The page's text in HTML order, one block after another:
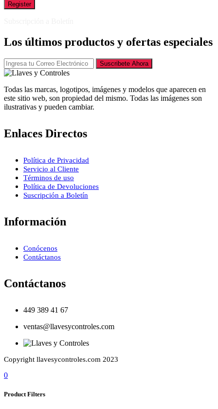
Register
Los últimos productos y ofertas especiales
Suscribete Ahora
Todas las marcas, logotipos, imágenes y modelos que aparecen en
este sitio web, son propiedad del mismo. Todas las imágenes son
ilustrativas y pueden cambiar.
Enlaces Directos
Política de Privacidad
Servicio al Cliente
Términos de uso
Política de Devoluciones
Suscripción a Boletín
Información
Conócenos
Contáctanos
Contáctanos
449 389 41 67
ventas@llavesycontroles.com
Copyright llavesycontroles.com 2023
0
Product Filters